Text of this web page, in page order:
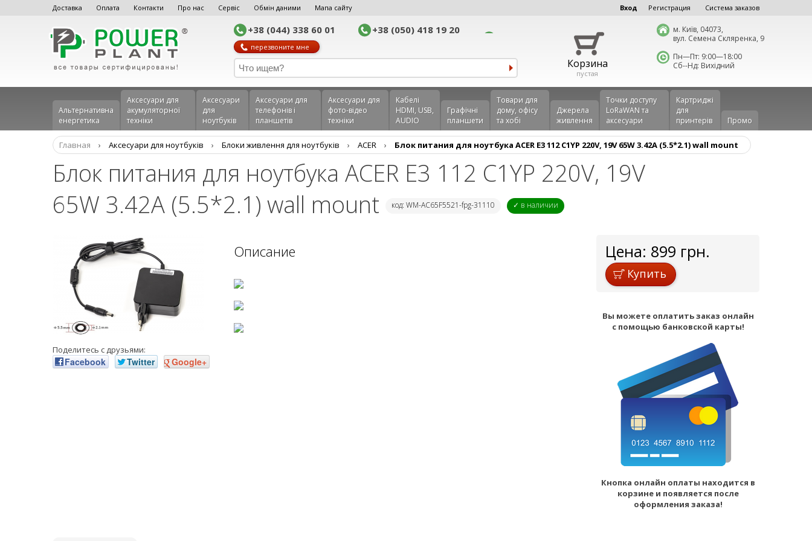
Доставка Оплата Контакти Про нас Сервіс Обмін даними Мапа сайту Вход Регистрация Система заказов
+38 (044) 338 60 01 +38 (050) 418 19 20
перезвоните мне
Корзина
пустая
м. Київ, 04073,
вул. Семена Скляренка, 9
Пн—Пт: 9:00—18:00
Сб--Нд: Вихідний
Альтернативна
енергетика
Аксесуари для
акумуляторної
техніки
Аксесуари
для
ноутбуків
Аксеcуари для
телефонів і
планшетів
Аксесуари для
фото-відео
техніки
Кабелі
HDMI, USB,
AUDIO
Графічні
планшети
Товари для
дому, офісу
та хобі
Джерела
живлення
Точки доступу
LoRaWAN та
аксесуари
Картриджі
для
принтерів
Промо
Главная › Аксесуари для ноутбуків › Блоки живлення для ноутбуків › ACER › Блок питания для ноутбука ACER E3 112 C1YP 220V, 19V 65W 3.42A (5.5*2.1) wall mount
Блок питания для ноутбука ACER E3 112 C1YP 220V, 19V
65W 3.42A (5.5*2.1) wall mount
код: WM-AC65F5521-fpg-31110 ✓ в наличии
Поделитесь с друзьями:
Facebook Twitter Google+
Описание Цена: 899 грн.
Купить
Вы можете оплатить заказ онлайн
с помощью банковской карты!
Кнопка онлайн оплаты находится в
корзине и появляется после
оформления заказа!